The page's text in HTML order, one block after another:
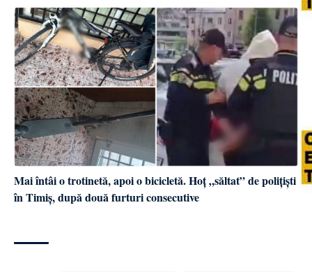
Mai întâi o trotinetă, apoi o bicicletă. Hoț „săltat” de polițiști
în Timiș, după două furturi consecutive